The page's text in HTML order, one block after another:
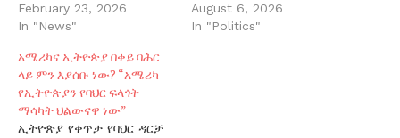
February 23, 2026
In "News"
August 6, 2026
In "Politics"
አሜሪካና ኢትዮጵያ በቀይ ባሕር
ላይ ምን እያሰቡ ነው? “አሜሪካ
የኢትዮጵያን የባህር ፍላጎት
ማሳካት ህልውናዋ ነው”
ኢትዮጵያ የቀጥታ የባህር ዳርቻ